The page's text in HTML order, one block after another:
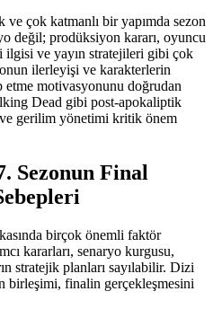
çok katmanlı bir yapımda sezon
değil; prodüksiyon kararı, oyuncu
ve yayın stratejileri gibi çok
ilerleyişi ve karakterlerin
motivasyonunu doğrudan
Dead gibi post-apokaliptik
gerilim yönetimi kritik önem
Sezonun Final
birçok önemli faktör
kararları, senaryo kurgusu,
stratejik planları sayılabilir. Dizi
birleşimi, finalin gerçekleşmesini